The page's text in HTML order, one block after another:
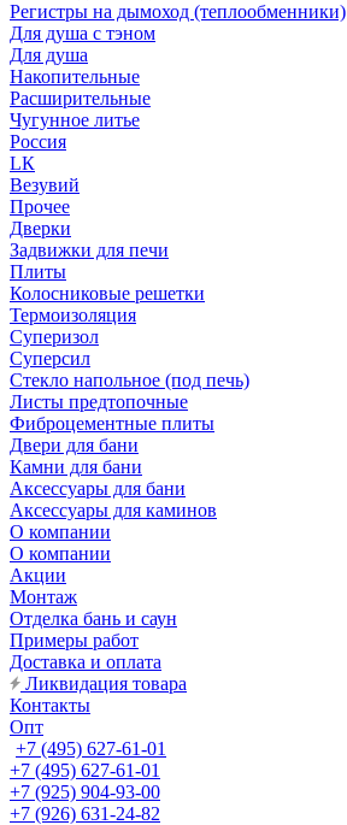
Регистры на дымоход (теплообменники)
Для душа с тэном
Для душа
Накопительные
Расширительные
Чугунное литье
Россия
LК
Везувий
Прочее
Дверки
Задвижки для печи
Плиты
Колосниковые решетки
Термоизоляция
Суперизол
Суперсил
Стекло напольное (под печь)
Листы предтопочные
Фиброцементные плиты
Двери для бани
Камни для бани
Аксессуары для бани
Аксессуары для каминов
О компании
О компании
Акции
Монтаж
Отделка бань и саун
Примеры работ
Доставка и оплата
Ликвидация товара
Контакты
Опт
+7 (495) 627-61-01
+7 (495) 627-61-01
+7 (925) 904-93-00
+7 (926) 631-24-82